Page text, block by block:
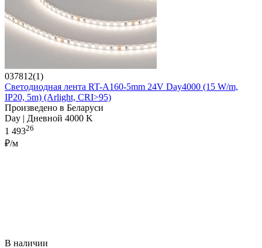
037812(1)
Светодиодная лента RT-A160-5mm 24V Day4000 (15 W/m,
IP20, 5m) (Arlight, CRI>95)
Произведено в Беларуси
Day | Дневной 4000 K
1 49326
₽/м
В наличии